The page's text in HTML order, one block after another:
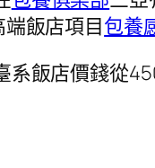
飯店項目包養
系飯店價錢從